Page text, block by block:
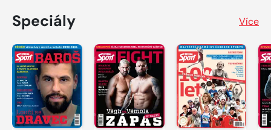
Speciály Více